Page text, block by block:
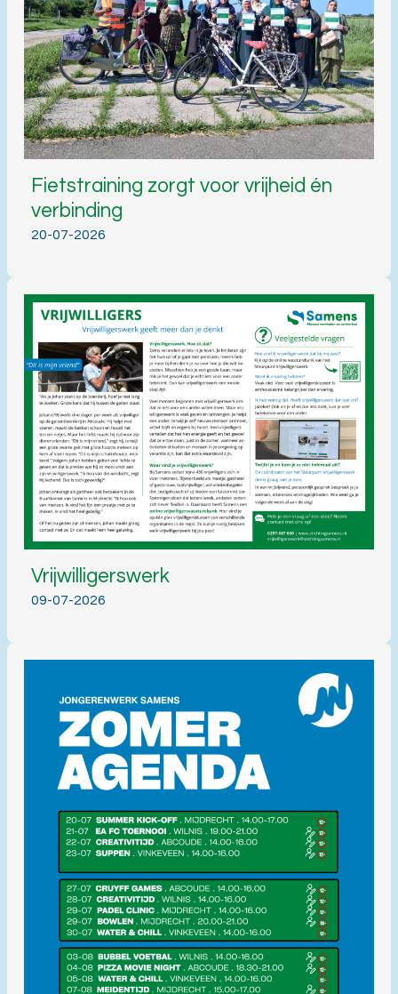
Fietstraining zorgt voor vrijheid én
verbinding
20-07-2026
Vrijwilligerswerk
09-07-2026